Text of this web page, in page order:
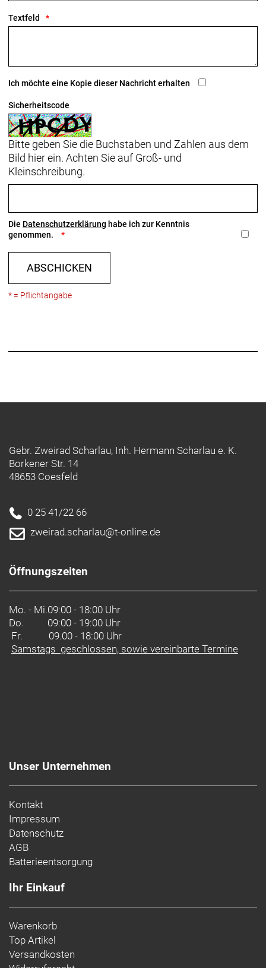
Textfeld
Ich möchte eine Kopie dieser Nachricht erhalten
Sicherheitscode
Bitte geben Sie die Buchstaben und Zahlen aus dem
Bild hier ein. Achten Sie auf Groß- und
Kleinschreibung.
Die Datenschutzerklärung habe ich zur Kenntnis
genommen.
ABSCHICKEN
* = Pflichtangabe
Gebr. Zweirad Scharlau, Inh. Hermann Scharlau e. K.
Borkener Str. 14
48653 Coesfeld
0 25 41/22 66
zweirad.scharlau@t-online.de
Öffnungszeiten
Mo. - Mi.09:00 - 18:00 Uhr
Do.
09:00 - 19:00 Uhr
Fr. 09.00 - 18:00 Uhr
Samstags geschlossen, sowie vereinbarte Termine
Unser Unternehmen
Kontakt
Impressum
Datenschutz
AGB
Batterieentsorgung
Ihr Einkauf
Warenkorb
Top Artikel
Versandkosten